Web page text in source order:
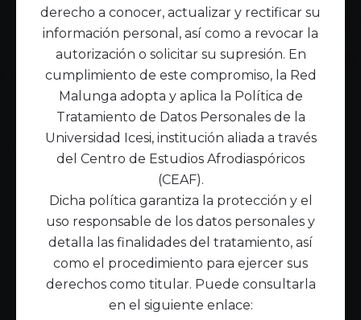
derecho a conocer, actualizar y rectificar su
información personal, así como a revocar la
autorización o solicitar su supresión. En
cumplimiento de este compromiso, la Red
Malunga adopta y aplica la Política de
Tratamiento de Datos Personales de la
Universidad Icesi, institución aliada a través
del Centro de Estudios Afrodiaspóricos
(CEAF).
Dicha política garantiza la protección y el
uso responsable de los datos personales y
detalla las finalidades del tratamiento, así
como el procedimiento para ejercer sus
derechos como titular. Puede consultarla
en el siguiente enlace: